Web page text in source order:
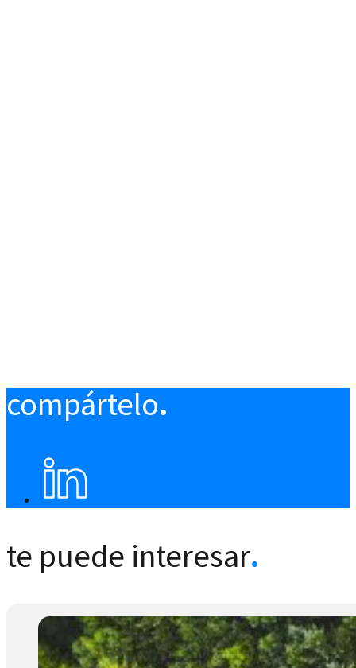
compártelo.
te puede interesar.